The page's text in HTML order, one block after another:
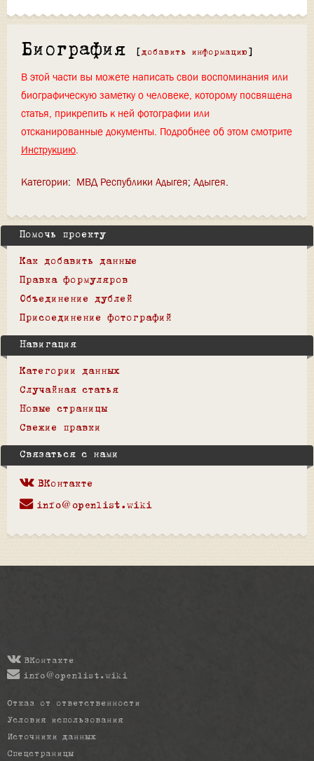
Биография [ добавить информацию ]
В этой части вы можете написать свои воспоминания или
биографическую заметку о человеке, которому посвящена
статья, прикрепить к ней фотографии или
отсканированные документы. Подробнее об этом смотрите
Инструкцию.
Категории: МВД Республики Адыгея Адыгея
Помочь проекту
Как добавить данные
Правка формуляров
Объединение дублей
Присоединение фотографий
Навигация
Категории данных
Случайная статья
Новые страницы
Свежие правки
Связаться с нами
ВКонтакте
info@openlist.wiki
ВКонтакте
info@openlist.wiki
Отказ от ответственности
Условия использования
Источники данных
Спецстраницы